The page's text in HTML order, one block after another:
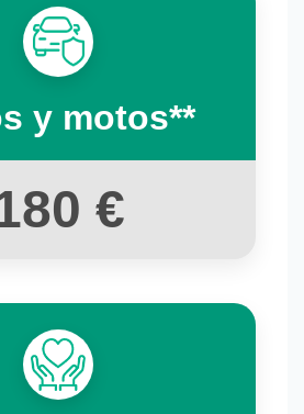
y motos**
€